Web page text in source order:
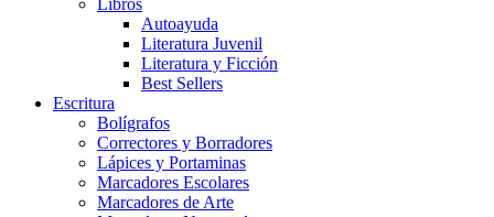
Libros
Autoayuda
Literatura Juvenil
Literatura y Ficción
Best Sellers
Escritura
Bolígrafos
Correctores y Borradores
Lápices y Portaminas
Marcadores Escolares
Marcadores de Arte